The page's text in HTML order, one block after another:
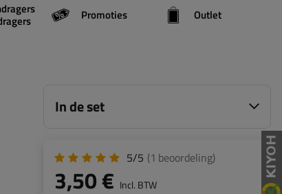
Promoties Outlet
In de set
5/5 (1 beoordeling)
3,50 € Incl. BTW